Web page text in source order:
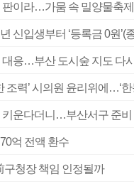
판이라…가뭄 속 밀양물축
신입생부터 ‘등록금 0원’(
대응…부산 도시숲 지도 다
키운다더니…부산서구 준비
억 전액 환수
구청장 책임 인정될까